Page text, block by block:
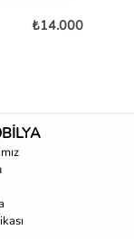
₺14.000